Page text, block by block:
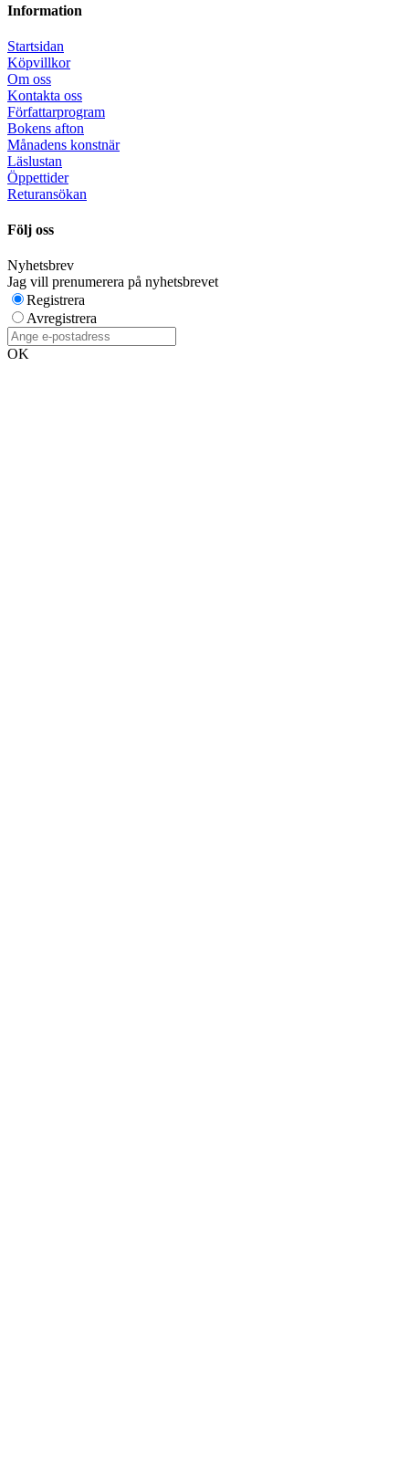
Information
Startsidan
Köpvillkor
Om oss
Kontakta oss
Författarprogram
Bokens afton
Månadens konstnär
Läslustan
Öppettider
Returansökan
Följ oss
Nyhetsbrev
Jag vill prenumerera på nyhetsbrevet
Registrera
Avregistrera
OK